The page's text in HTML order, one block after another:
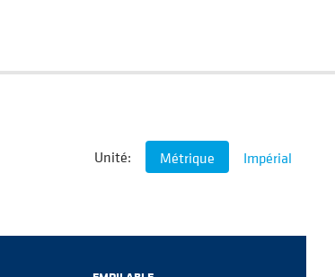
Unité: Métrique Impérial